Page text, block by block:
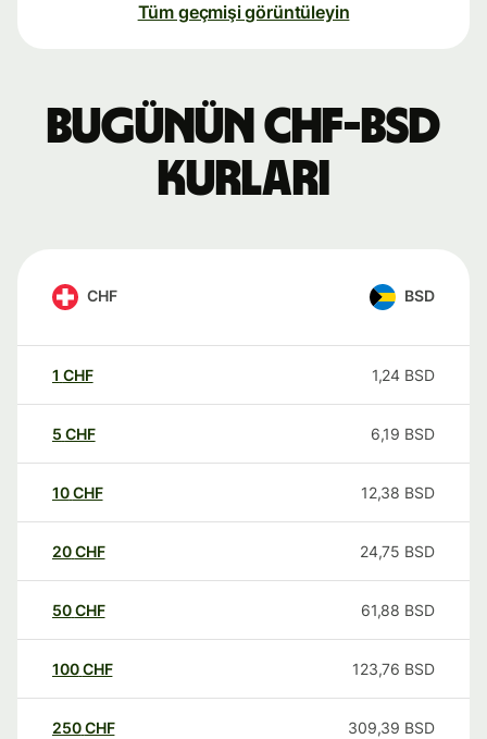
Tüm geçmişi görüntüleyin
Bugünün CHF-BSD
kurları
CHF BSD
1 CHF 1,24 BSD
5 CHF 6,19 BSD
10CHF 12,38 BSD
20CHF 24,75 BSD
50CHF 61,88 BSD
100CHF 123,76 BSD
250CHF 309,39 BSD